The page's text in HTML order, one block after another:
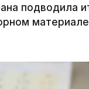
подводила
материале